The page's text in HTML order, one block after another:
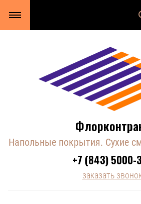
Напольные покрытия. Сухие
+7 (843) 5000-
заказать